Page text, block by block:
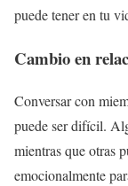
puede tener en tu
Cambio en
Conversar con
puede ser difícil.
mientras que otras
emocionalmente